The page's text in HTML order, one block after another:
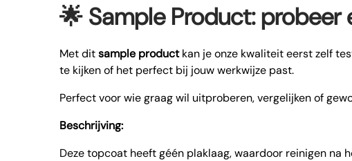
🌟 Sample Product: probeer
Met ditsample productkan je onze kwaliteit eerst zelf
te kijken of het perfect bij jouw werkwijze past.
Perfect voor wie graag wil uitproberen, vergelijken of
Beschrijving:
Deze topcoat heeft géén plaklaag, waardoor reinigen na